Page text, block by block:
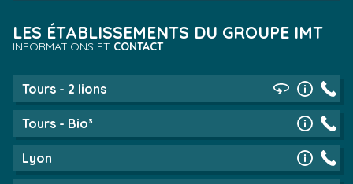
LES ÉTABLISSEMENTS DU GROUPE IMT
INFORMATIONS ET CONTACT
Tours - 2 lions
Tours - Bio³
Lyon